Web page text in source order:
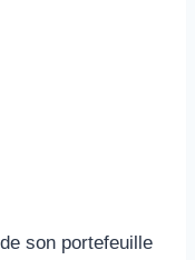
son portefeuille